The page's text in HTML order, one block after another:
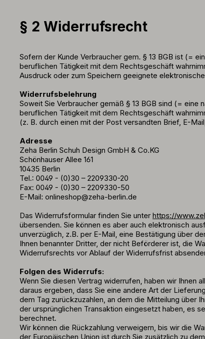
§ 2 Widerrufsrecht
Sofern der Kunde Verbraucher gem. § 13 BGB ist (=
beruflichen Tätigkeit mit dem Rechtsgeschäft
Ausdruck oder zum Speichern geeignete
Widerrufsbelehrung
Soweit Sie Verbraucher gemäß § 13 BGB sind (=
beruflichen Tätigkeit mit dem Rechtsgeschäft
(z. B. durch einen mit der Post versandten Brief, E-
Adresse
Zeha Berlin Schuh Design GmbH & Co.KG
Schönhauser Allee 161
10435 Berlin
Tel.: 0049 - (0)30 – 2209330-20
Fax: 0049 - (0)30 – 2209330-50
E-Mail: onlineshop@zeha-berlin.de
Das Widerrufsformular finden Sie unter https://
übersenden. Sie können es aber auch elektronisch
unverzüglich, z.B. per E-Mail, eine Bestätigung über
Ihnen benannter Dritter, der nicht Beförderer ist, die
Widerrufsrechts vor Ablauf der Widerrufsfrist
Folgen des Widerrufs:
Wenn Sie diesen Vertrag widerrufen, haben wir Ihnen
daraus ergeben, dass Sie eine andere Art der
dem Tag zurückzuzahlen, an dem die Mitteilung über
der ursprünglichen Transaktion eingesetzt haben, es
berechnet.
Wir können die Rückzahlung verweigern, bis wir die
der Europäischen Union ist durch Sie zusätzlich zu